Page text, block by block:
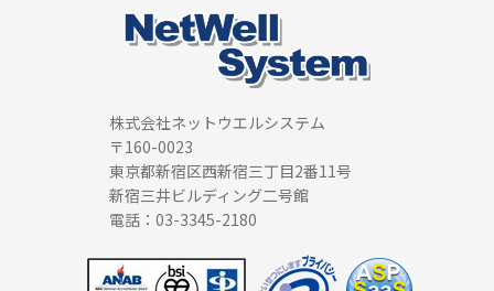
株式会社ネットウエルシステム
〒160-0023
東京都新宿区西新宿三丁目2番11号
新宿三井ビルディング二号館
電話：03-3345-2180